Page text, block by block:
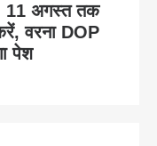
11 अगस्त तक
वरना DOP
पेश